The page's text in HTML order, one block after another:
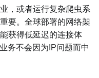
，或者运行复杂爬虫系
要。全球部署的网络架
获得低延迟的连接体
务不会因为IP问题而中